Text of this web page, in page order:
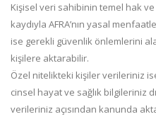
Kişisel veri sahibinin temel hak
kaydıyla AFRA’nın yasal
ise gerekli güvenlik önlemlerini
kişilere aktarabilir.
Özel nitelikteki kişiler verileriniz
cinsel hayat ve sağlık bilgileriniz
verileriniz açısından kanunda